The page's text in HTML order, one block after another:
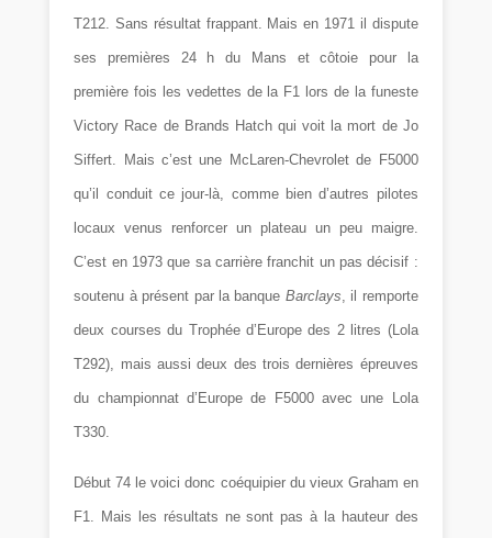
T212. Sans résultat frappant. Mais en 1971 il dispute
ses premières 24 h du Mans et côtoie pour la
première fois les vedettes de la F1 lors de la funeste
Victory Race de Brands Hatch qui voit la mort de Jo
Siffert. Mais c’est une McLaren-Chevrolet de F5000
qu’il conduit ce jour-là, comme bien d’autres pilotes
locaux venus renforcer un plateau un peu maigre.
C’est en 1973 que sa carrière franchit un pas décisif :
soutenu à présent par la banque Barclays, il remporte
deux courses du Trophée d’Europe des 2 litres (Lola
T292), mais aussi deux des trois dernières épreuves
du championnat d’Europe de F5000 avec une Lola
T330.
Début 74 le voici donc coéquipier du vieux Graham en
F1. Mais les résultats ne sont pas à la hauteur des